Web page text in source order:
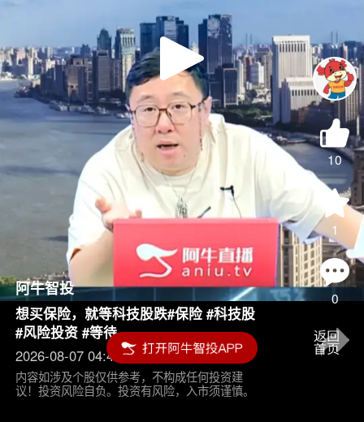
Play
Video
10
1
0
阿牛智投
想买保险，就等科技股跌#保险 #科技股
#风险投资 #等待
2026-08-07 04:45
内容如涉及个股仅供参考，不构成任何投资建
议！投资风险自负。投资有风险，入市须谨慎。